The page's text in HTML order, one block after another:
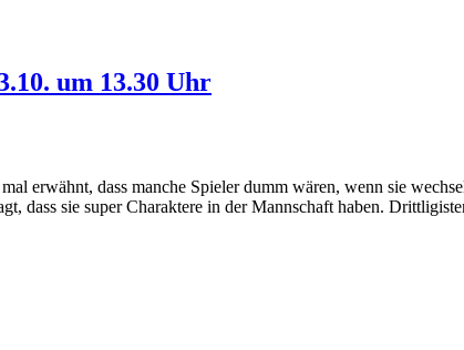
um 13.30 Uhr
erwähnt, dass manche Spieler dumm wären, wenn sie
dass sie super Charaktere in der Mannschaft haben.